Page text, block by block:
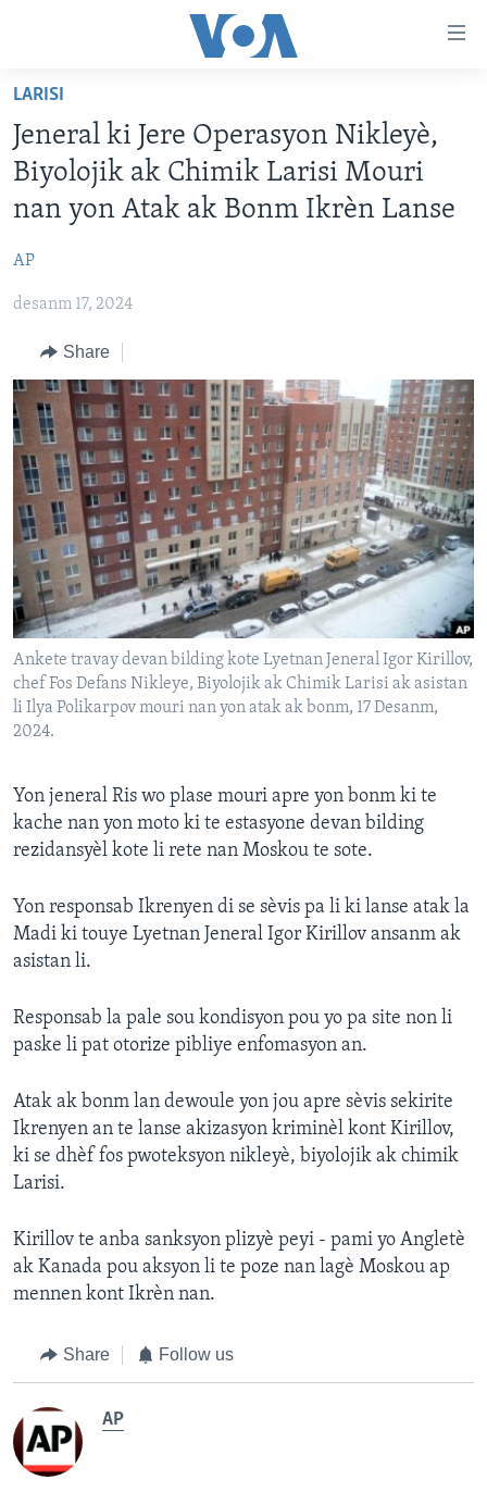
Skip
main
content
to
main
Skip
Search
LÈZETAZINI
AMERIK LATIN
VIDEO
FLASHPOINT IKRÈN
Learning English
SUIV NOU
Languages
LARISI
Jeneral ki Jere Operasyon Nikleyè,
Biyolojik ak Chimik Larisi Mouri
nan yon Atak ak Bonm Ikrèn Lanse
AP
desanm 17, 2024
Share
Ankete travay devan bilding kote Lyetnan Jeneral Igor Kirillov,
chef Fos Defans Nikleye, Biyolojik ak Chimik Larisi ak asistan
li Ilya Polikarpov mouri nan yon atak ak bonm, 17 Desanm,
2024.
Yon jeneral Ris wo plase mouri apre yon bonm ki te
kache nan yon moto ki te estasyone devan bilding
rezidansyèl kote li rete nan Moskou te sote.
Yon responsab Ikrenyen di se sèvis pa li ki lanse atak la
Madi ki touye Lyetnan Jeneral Igor Kirillov ansanm ak
asistan li.
Responsab la pale sou kondisyon pou yo pa site non li
paske li pat otorize pibliye enfomasyon an.
Atak ak bonm lan dewoule yon jou apre sèvis sekirite
Ikrenyen an te lanse akizasyon kriminèl kont Kirillov,
ki se dhèf fos pwoteksyon nikleyè, biyolojik ak chimik
Larisi.
Kirillov te anba sanksyon plizyè peyi - pami yo Angletè
ak Kanada pou aksyon li te poze nan lagè Moskou ap
mennen kont Ikrèn nan.
Share Follow us
AP